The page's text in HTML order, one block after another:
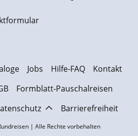
Jobs Hilfe-FAQ
Kontakt
Formblatt-Pauschalreisen
Barrierefreiheit
| Alle Rechte vorbehalten